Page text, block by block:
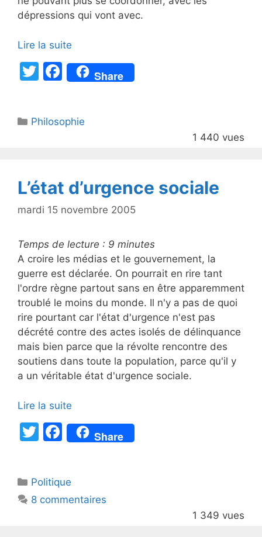
dépressions qui vont avec.
Lire la suite
T
er
F
a
e
o
k
Share
Catégories
Philosophie
1 440 vues
L’état d’urgence sociale
mardi 15 novembre 2005
Temps de lecture : 9 minutes
A croire les médias et le gouvernement, la
guerre est déclarée. On pourrait en rire tant
l'ordre règne partout sans en être apparemment
troublé le moins du monde. Il n'y a pas de quoi
rire pourtant car l'état d'urgence n'est pas
décrété contre des actes isolés de délinquance
mais bien parce que la révolte rencontre des
soutiens dans toute la population, parce qu'il y
a un véritable état d'urgence sociale.
Lire la suite
T
er
F
a
e
b
Share
Catégories
Politique
8 commentaires
1 349 vues